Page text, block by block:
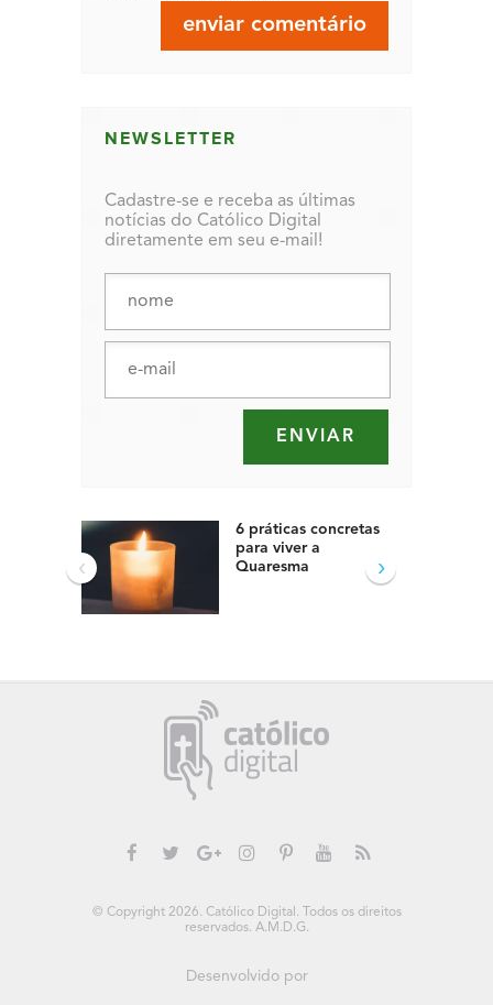
NEWSLETTER
Cadastre-se e receba as últimas
notícias do Católico Digital
diretamente em seu e-mail!
6 práticas concretas
para viver a
Quaresma
‹ ›
© Copyright 2026. Católico Digital. Todos os direitos
reservados. A.M.D.G.
Desenvolvido por